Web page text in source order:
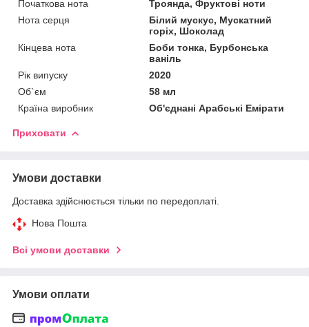
Початкова нота
Троянда, Фруктові ноти
Нота серця
Білий мускус, Мускатний
горіх, Шоколад
Кінцева нота
Боби тонка, Бурбонська
ваніль
Рік випуску
2020
Об`єм
58 мл
Країна виробник
Об'єднані Арабські Емірати
Приховати
Умови доставки
Доставка здійснюється тільки по передоплаті.
Нова Пошта
Всі умови доставки
Умови оплати